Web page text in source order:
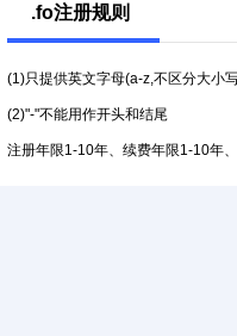
.fo注册规则
(1)只提供英文字母(a-z,不区分大小
(2)"-"不能用作开头和结尾
注册年限1-10年、续费年限1-10年